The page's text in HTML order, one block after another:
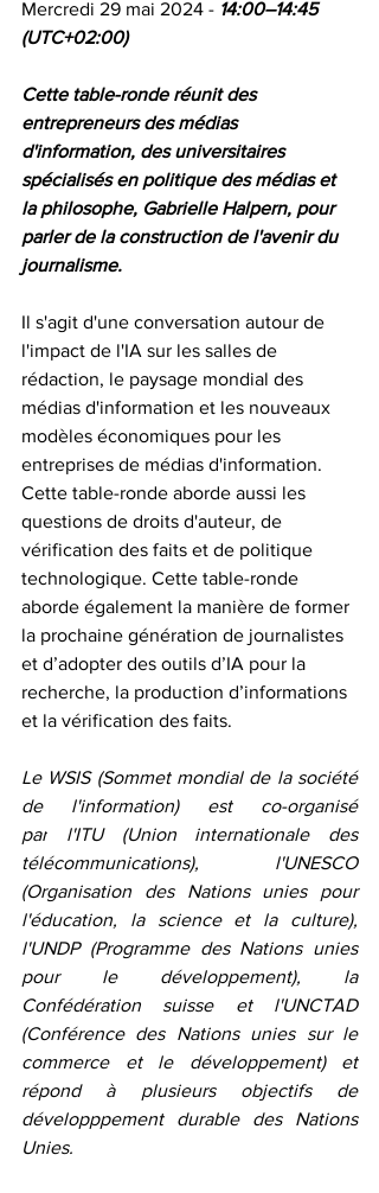
Mercredi 29 mai 2024 - 14:00–14:45
(UTC+02:00)
Cette table-ronde réunit des
entrepreneurs des médias
d'information, des universitaires
spécialisés en politique des médias et
la philosophe, Gabrielle Halpern, pour
parler de la construction de l'avenir du
journalisme.
Il s'agit d'une conversation autour de
l'impact de l'IA sur les salles de
rédaction, le paysage mondial des
médias d'information et les nouveaux
modèles économiques pour les
entreprises de médias d'information.
Cette table-ronde aborde aussi les
questions de droits d'auteur, de
vérification des faits et de politique
technologique. Cette table-ronde
aborde également la manière de former
la prochaine génération de journalistes
et d’adopter des outils d’IA pour la
recherche, la production d’informations
et la vérification des faits.
Le WSIS (Sommet mondial de la société
de l'information) est co-organisé
par l'ITU (Union internationale des
télécommunications), l'UNESCO
(Organisation des Nations unies pour
l'éducation, la science et la culture),
l'UNDP (Programme des Nations unies
pour le développement), la
Confédération suisse et l'UNCTAD
(Conférence des Nations unies sur le
commerce et le développement) et
répond à plusieurs objectifs de
développpement durable des Nations
Unies.